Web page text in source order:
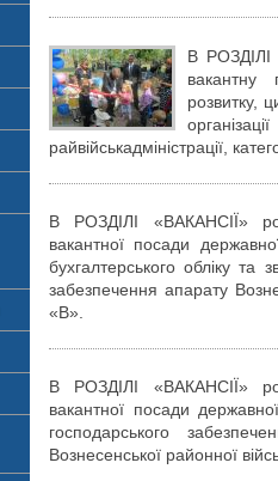
В РОЗДІЛІ
вакантну
розвитку,
райвійськадміністрації,
В РОЗДІЛІ «ВАКАНСІЇ»
вакантної посади
бухгалтерського обліку та
забезпечення апарату
«В».
В РОЗДІЛІ «ВАКАНСІЇ»
вакантної посади
господарського
Вознесенської районної